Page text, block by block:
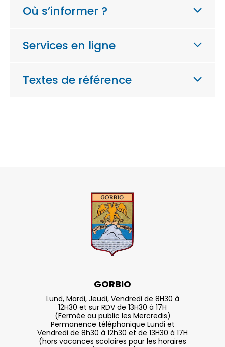
Où s’informer ?
Services en ligne
Textes de référence
GORBIO
Lund, Mardi, Jeudi, Vendredi de 8H30 à
12H30 et sur RDV de 13H30 à 17H
(Fermée au public les Mercredis)
Permanence téléphonique Lundi et
Vendredi de 8h30 à 12h30 et de 13H30 à 17H
(hors vacances scolaires pour les horaires